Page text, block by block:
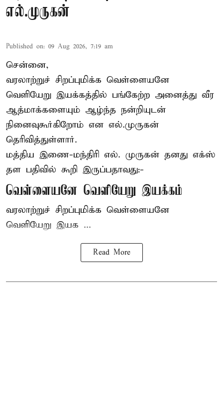
எல்.முருகன்
Published on: 09 Aug 2026, 7:19 am
சென்னை,
வரலாற்றுச் சிறப்புமிக்க வெள்ளையனே
வெளியேறு இயக்கத்தில் பங்கேற்ற அனைத்து வீர
ஆத்மாக்களையும் ஆழ்ந்த நன்றியுடன்
நினைவுகூர்கிறோம் என எல்.முருகன்
தெரிவித்துள்ளார்.
மத்திய இணை-மந்திரி எல். முருகன் தனது எக்ஸ்
தள பதிவில் கூறி இருப்பதாவது:-
வெள்ளையனே வெளியேறு இயக்கம்
வரலாற்றுச் சிறப்புமிக்க வெள்ளையனே
வெளியேறு இயக ...
Read More